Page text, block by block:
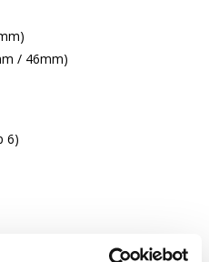
/ 46mm)
6)